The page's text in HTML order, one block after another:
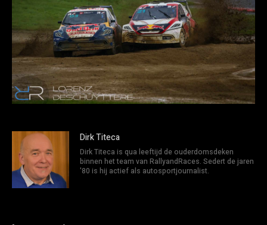
Dirk Titeca
Dirk Titeca is qua leeftijd de ouderdomsdeken
binnen het team van RallyandRaces. Sedert de jaren
'80 is hij actief als autosportjournalist.